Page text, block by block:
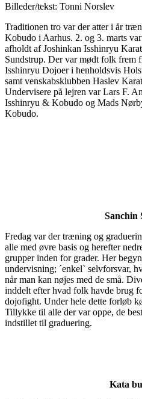
Billeder/tekst: Tonni Norslev
Traditionen tro var der atter i år
Kobudo i Aarhus. 2. og 3. marts
afholdt af Joshinkan Isshinryu
Sundstrup. Der var mødt folk frem
Isshinryu Dojoer i henholdsvis
samt venskabsklubben Haslev
Undervisere på lejren var Lars F.
Isshinryu & Kobudo og Mads
Kobudo.
Sanchin
Fredag var der træning og
alle med øvre basis og herefter
grupper inden for grader. Her
undervisning; ´enkel` selvforsvar,
når man kan nøjes med de små.
inddelt efter hvad folk havde brug
dojofight. Under hele dette forløb
Tillykke til alle der var oppe, de
indstillet til graduering.
Kata